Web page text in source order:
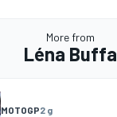
More from
Léna Buffa
MOTOGP2 g